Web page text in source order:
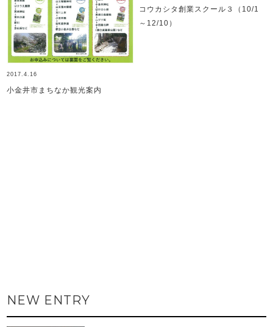
2017.4.16
小金井市まちなか観光案内
コウカシタ創業スクール３（10/1
～12/10）
NEW ENTRY